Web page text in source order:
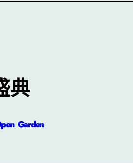
典
Garden